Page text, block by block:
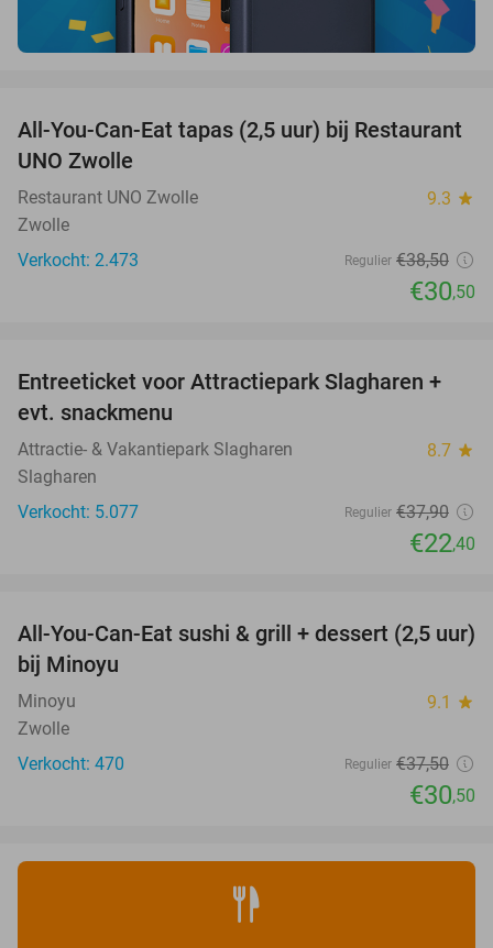
21%
All-You-Can-Eat tapas (2,5 uur) bij Restaurant
UNO Zwolle
Restaurant UNO Zwolle 9.3 star
Zwolle
Verkocht: 2.473
Regulier €38,50
€30,50
41%
Entreeticket voor Attractiepark Slagharen +
evt. snackmenu
Attractie- & Vakantiepark Slagharen 8.7 star
Slagharen
Verkocht: 5.077
Regulier €37,90
€22,40
19%
All-You-Can-Eat sushi & grill + dessert (2,5 uur)
bij Minoyu
Minoyu 9.1 star
Zwolle
Verkocht: 470
Regulier €37,50
€30,50